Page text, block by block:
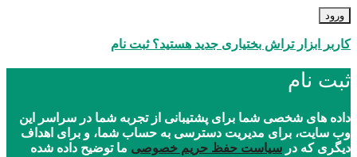
ورود
کاربر ابزار تراش بختیاری جدید هستید؟ ثبت نام
ثبت نام
داده های شخصی شما برای پشتیبانی از تجربه شما در سراسر این
وب سایت، برای مدیریت دسترسی به حساب شما، و برای اهداف
دیگری که در سیاست حفظ حریم خصوصی ما توضیح داده شده